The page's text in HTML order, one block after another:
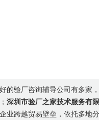
的验厂咨询辅导公司有多家
深圳市验厂之家技术服务有
业跨越贸易壁垒，依托多地